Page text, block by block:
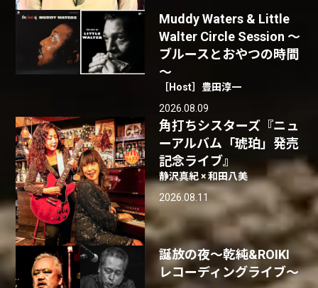
Muddy Waters & Little
Walter Circle Session ～
ブルースとおやつの時間
～
［Host］豊田淳一
2026.08.09
角打ちシスターズ『ニュ
ーアルバム「琥珀」発売
記念ライブ』
静沢真紀 × 和田八美
2026.08.11
誕放の夜〜乾純&ROIKI
レコーディングライブ〜